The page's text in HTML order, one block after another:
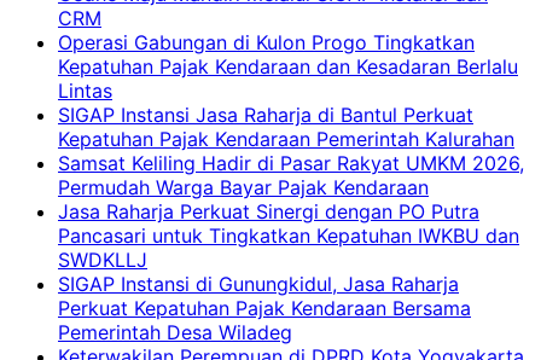
CRM
Operasi Gabungan di Kulon Progo Tingkatkan
Kepatuhan Pajak Kendaraan dan Kesadaran Berlalu
Lintas
SIGAP Instansi Jasa Raharja di Bantul Perkuat
Kepatuhan Pajak Kendaraan Pemerintah Kalurahan
Samsat Keliling Hadir di Pasar Rakyat UMKM 2026,
Permudah Warga Bayar Pajak Kendaraan
Jasa Raharja Perkuat Sinergi dengan PO Putra
Pancasari untuk Tingkatkan Kepatuhan IWKBU dan
SWDKLLJ
SIGAP Instansi di Gunungkidul, Jasa Raharja
Perkuat Kepatuhan Pajak Kendaraan Bersama
Pemerintah Desa Wiladeg